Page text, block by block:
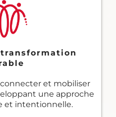
et mobiliser
une approche
et intentionnelle.